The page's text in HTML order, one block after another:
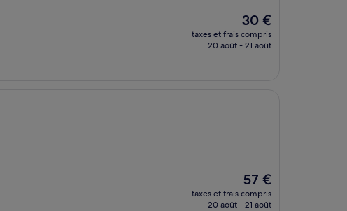
Le
nouveau
prix
30 €
taxes et frais compris
20 août - 21 août
Le
nouveau
prix
57 €
taxes et frais compris
20 août - 21 août